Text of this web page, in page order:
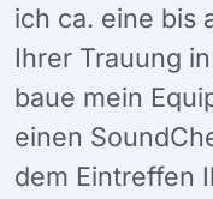
ich ca. eine bis
Ihrer Trauung
baue mein
einen
dem Eintreffen